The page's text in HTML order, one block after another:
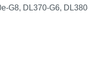
G8, DL370-G6,